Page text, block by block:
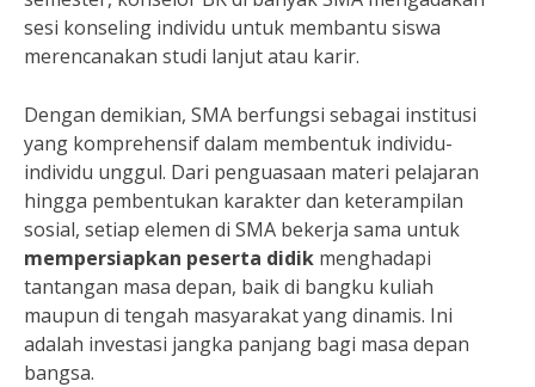
sesi konseling individu untuk membantu siswa
merencanakan studi lanjut atau karir.
Dengan demikian, SMA berfungsi sebagai institusi
yang komprehensif dalam membentuk individu-
individu unggul. Dari penguasaan materi pelajaran
hingga pembentukan karakter dan keterampilan
sosial, setiap elemen di SMA bekerja sama untuk
mempersiapkan peserta didik menghadapi
tantangan masa depan, baik di bangku kuliah
maupun di tengah masyarakat yang dinamis. Ini
adalah investasi jangka panjang bagi masa depan
bangsa.